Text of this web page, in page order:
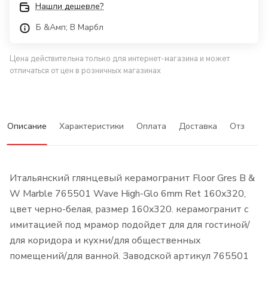
Нашли дешевле?
Б &Амп; В Марбл
Цена действительна только для интернет-магазина и может
отличаться от цен в розничных магазинах
Описание Характеристики Оплата Доставка Отзывы
Итальянский глянцевый керамогранит Floor Gres B &
W Marble 765501 Wave High-Glo 6mm Ret 160x320,
цвет черно-белая, размер 160x320. керамогранит с
имитацией под мрамор подойдет для для гостиной/
для коридора и кухни/для общественных
помещений/для ванной. Заводской артикул 765501